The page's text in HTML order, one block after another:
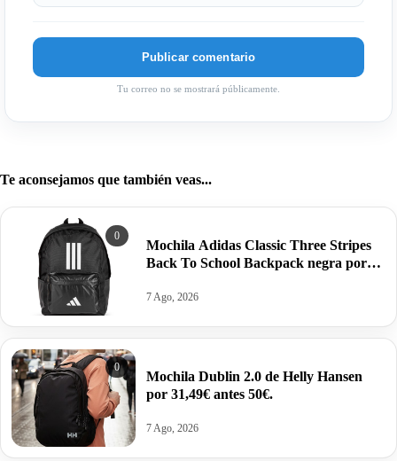
Tu correo no se mostrará públicamente.
Te aconsejamos que también veas...
0
Mochila Adidas Classic Three Stripes
Back To School Backpack negra por
7 Ago, 2026
0
Mochila Dublin 2.0 de Helly Hansen
por 31,49€ antes 50€.
7 Ago, 2026